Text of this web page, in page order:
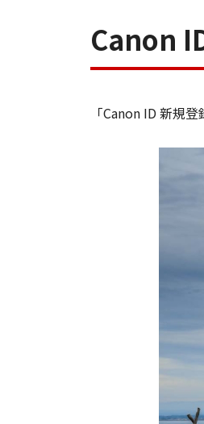
Canon
「Canon ID 新規